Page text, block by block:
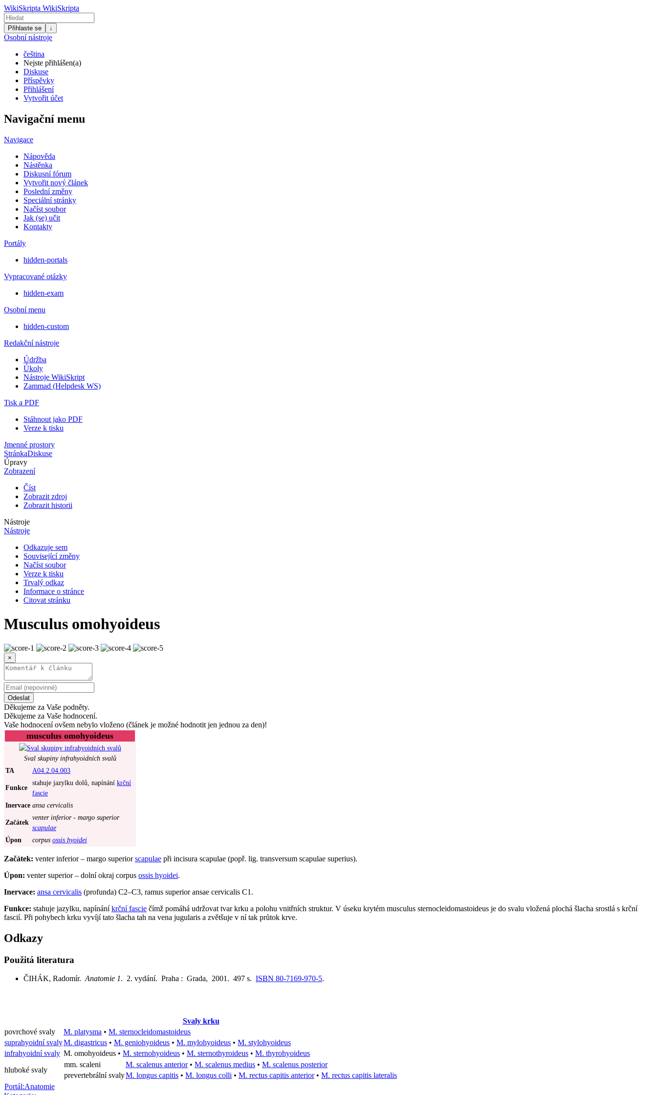
WikiSkripta WikiSkripta
Přihlaste se ↓
Osobní nástroje
čeština
Nejste přihlášen(a)
Diskuse
Příspěvky
Přihlášení
Vytvořit účet
Navigační menu
Navigace
Nápověda
Nástěnka
Diskusní fórum
Vytvořit nový článek
Poslední změny
Speciální stránky
Načíst soubor
Jak (se) učit
Kontakty
Portály
hidden-portals
Vypracované otázky
hidden-exam
Osobní menu
hidden-custom
Redakční nástroje
Údržba
Úkoly
Nástroje WikiSkript
Zammad (Helpdesk WS)
Tisk a PDF
Stáhnout jako PDF
Verze k tisku
Jmenné prostory
StránkaDiskuse
Úpravy
Zobrazení
Číst
Zobrazit zdroj
Zobrazit historii
Nástroje
Nástroje
Odkazuje sem
Související změny
Načíst soubor
Verze k tisku
Trvalý odkaz
Informace o stránce
Citovat stránku
Musculus omohyoideus
×
Odeslat
Děkujeme za Vaše podněty.
Děkujeme za Vaše hodnocení.
Vaše hodnocení ovšem nebylo vloženo (článek je možné hodnotit jen jednou za den)!
musculus omohyoideus
Sval skupiny infrahyoidních svalů
TA
A04.2.04.003
Funkce
stahuje jazylku dolů, napínání krční
fascie
Inervace ansa cervicalis
Začátek
venter inferior - margo superior
scapulae
Úpon
corpus ossis hyoidei
Začátek: venter inferior – margo superiorscapulae při incisura scapulae (popř. lig. transversum scapulae superius).
Úpon: venter superior – dolní okraj corpus ossis hyoidei.
Inervace: ansa cervicalis (profunda) C2–C3, ramus superior ansae cervicalis C1.
Funkce: stahuje jazylku, napínáníkrční fascie čímž pomáhá udržovat tvar krku a polohu vnitřních struktur. V úseku krytém musculus sternocleidomastoideus je do svalu vložená plochá šlacha srostlá s krční
fascií. Při pohybech krku vyvíjí tato šlacha tah na vena jugularis a zvětšuje v ní tak průtok krve.
Odkazy
Použitá literatura
ČIHÁK, Radomír. Anatomie 1. 2. vydání. Praha : Grada, 2001. 497 s. ISBN 80-7169-970-5.
Svaly krku
povrchové svaly
M. platysma • M. sternocleidomastoideus
suprahyoidní svalyM. digastricus • M. geniohyoideus • M. mylohyoideus • M. stylohyoideus
infrahyoidní svaly M. omohyoideus • M. sternohyoideus • M. sternothyroideus • M. thyrohyoideus
hluboké svaly
mm. scaleni M. scalenus anterior• M. scalenus medius • M. scalenus posterior
prevertebrální svalyM. longus capitis • M. longus colli • M. rectus capitis anterior• M. rectus capitis lateralis
Portál:Anatomie